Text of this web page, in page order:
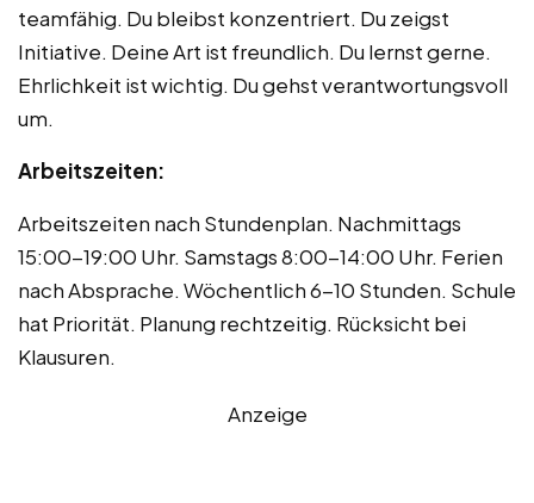
teamfähig. Du bleibst konzentriert. Du zeigst
Initiative. Deine Art ist freundlich. Du lernst gerne.
Ehrlichkeit ist wichtig. Du gehst verantwortungsvoll
um.
Arbeitszeiten:
Arbeitszeiten nach Stundenplan. Nachmittags
15:00-19:00 Uhr. Samstags 8:00-14:00 Uhr. Ferien
nach Absprache. Wöchentlich 6-10 Stunden. Schule
hat Priorität. Planung rechtzeitig. Rücksicht bei
Klausuren.
Anzeige